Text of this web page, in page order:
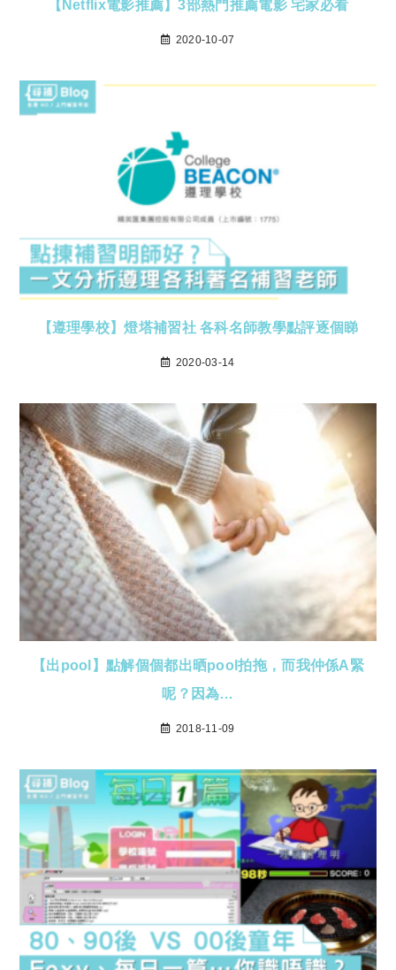
【Netflix電影推薦】3部熱門推薦電影 宅家必看
2020-10-07
【遵理學校】燈塔補習社 各科名師教學點評逐個睇
2020-03-14
【出pool】點解個個都出晒pool拍拖，而我仲係A緊
呢？因為…
2018-11-09